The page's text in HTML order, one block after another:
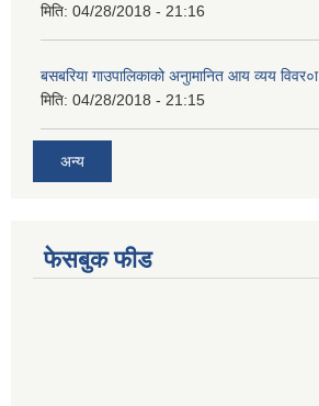
मिति: 04/28/2018 - 21:16
बसबरिया गाउपालिकाको अनुामानित आय व्यय विवर०ा
मिति: 04/28/2018 - 21:15
अन्य
फेसबुक फीड